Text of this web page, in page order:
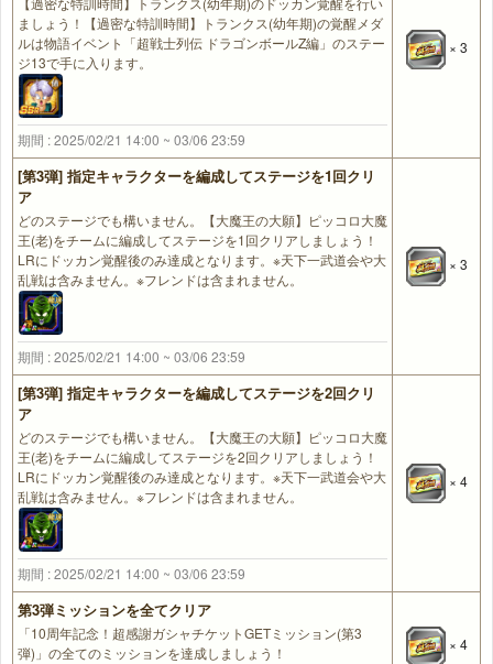
ましょう！【過密な特訓時間】トランクス(幼年期)の覚醒メダ
ルは物語イベント「超戦士列伝 ドラゴンボールZ編」のステー
ジ13で手に入ります。
期間 : 2025/02/21 14:00 ~ 03/06 23:59
× 3
[第3弾] 指定キャラクターを編成してステージを1回クリ
ア
どのステージでも構いません。【大魔王の大願】ピッコロ大魔
王(老)をチームに編成してステージを1回クリアしましょう！
LRにドッカン覚醒後のみ達成となります。※天下一武道会や大
乱戦は含みません。※フレンドは含まれません。
期間 : 2025/02/21 14:00 ~ 03/06 23:59
× 3
[第3弾] 指定キャラクターを編成してステージを2回クリ
ア
どのステージでも構いません。【大魔王の大願】ピッコロ大魔
王(老)をチームに編成してステージを2回クリアしましょう！
LRにドッカン覚醒後のみ達成となります。※天下一武道会や大
乱戦は含みません。※フレンドは含まれません。
期間 : 2025/02/21 14:00 ~ 03/06 23:59
× 4
第3弾ミッションを全てクリア
「10周年記念！超感謝ガシャチケットGETミッション(第3
弾)」の全てのミッションを達成しましょう！
× 4